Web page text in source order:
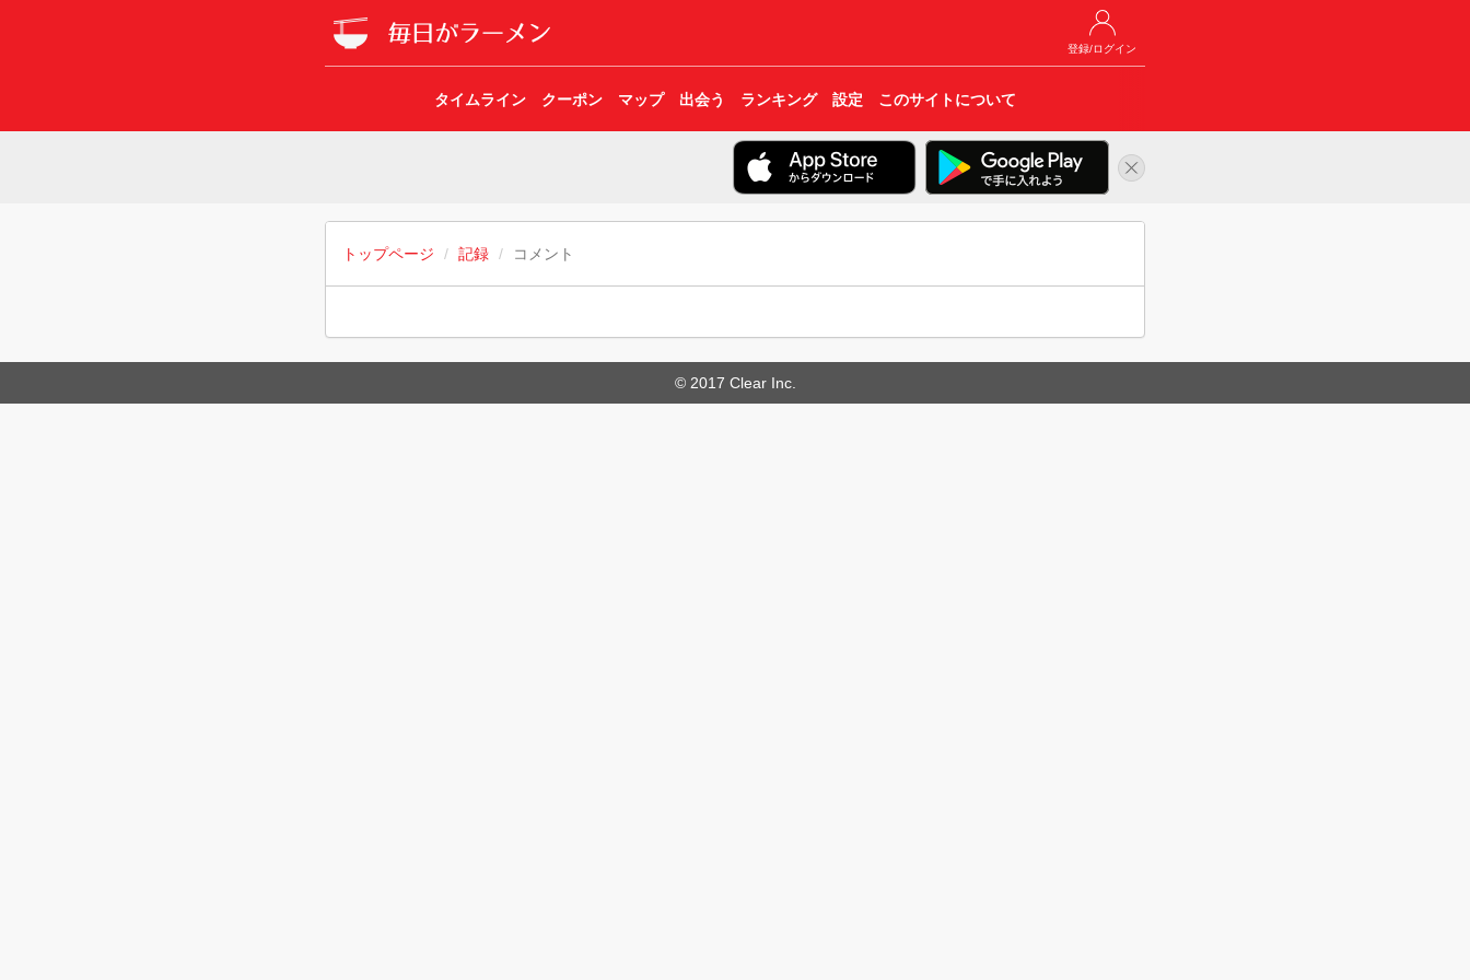
登録/ログイン
タイムライン クーポン マップ 出会う ランキング 設定 このサイトについて
トップページ 記録 コメント
© 2017 Clear Inc.